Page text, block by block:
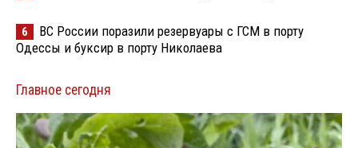
6
ВС России поразили резервуары с ГСМ в порту
Одессы и буксир в порту Николаева
Главное сегодня